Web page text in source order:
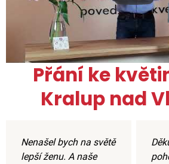
Přání ke
Kralup nad
Nenašel bych na světě
lepší ženu. A naše